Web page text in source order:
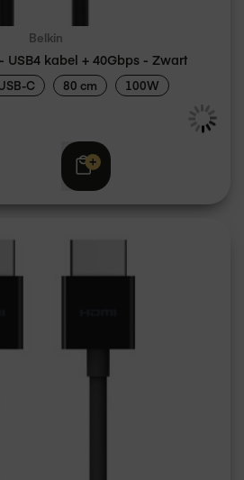
Belkin
USB4 kabel + 40Gbps - Zwart
C 80 cm 100W